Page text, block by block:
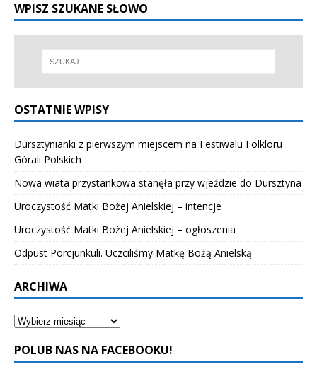
WPISZ SZUKANE SŁOWO
OSTATNIE WPISY
Dursztynianki z pierwszym miejscem na Festiwalu Folkloru
Górali Polskich
Nowa wiata przystankowa stanęła przy wjeździe do Dursztyna
Uroczystość Matki Bożej Anielskiej – intencje
Uroczystość Matki Bożej Anielskiej – ogłoszenia
Odpust Porcjunkuli. Uczciliśmy Matkę Bożą Anielską
ARCHIWA
POLUB NAS NA FACEBOOKU!